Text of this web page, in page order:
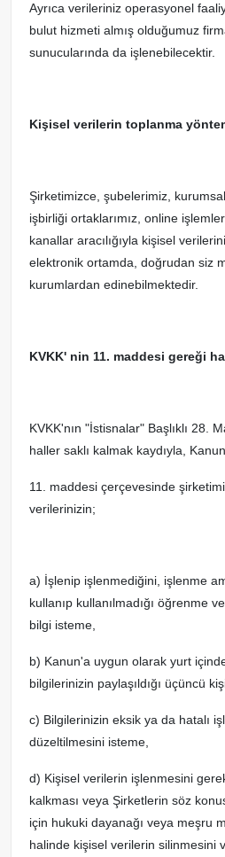
Ayrıca verileriniz operasyonel
bulut hizmeti almış olduğumuz
sunucularında da işlenebilecektir.
Kişisel verilerin toplanma
Şirketimizce, şubelerimiz,
işbirliği ortaklarımız, online
kanallar aracılığıyla kişisel
elektronik ortamda, doğrudan siz
kurumlardan edinebilmektedir.
KVKK' nin 11. maddesi gereği
KVKK'nın "İstisnalar" Başlıklı 28.
haller saklı kalmak kaydıyla,
11. maddesi çerçevesinde
verilerinizin;
a) İşlenip işlenmediğini, işlenme
kullanıp kullanılmadığı öğrenme
bilgi isteme,
b) Kanun'a uygun olarak yurt
bilgilerinizin paylaşıldığı üçüncü
c) Bilgilerinizin eksik ya da hatalı
düzeltilmesini isteme,
d) Kişisel verilerin işlenmesini
kalkması veya Şirketlerin söz
için hukuki dayanağı veya meşru
halinde kişisel verilerin silinmesini